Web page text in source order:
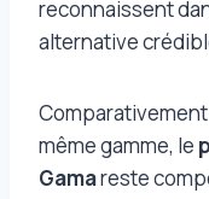
reconnaissent
alternative
même gamme, le
Gamareste